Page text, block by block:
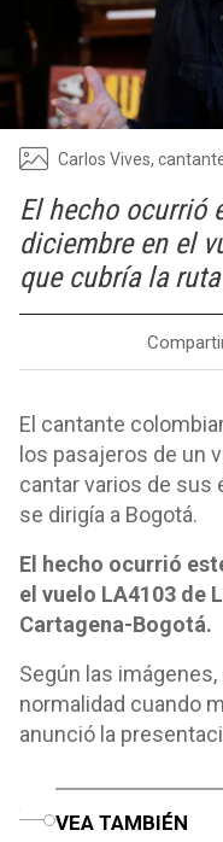
Carlos Vives,
El hecho ocurrió
diciembre en el
que cubría la
El cantante
los pasajeros de un
cantar varios de
se dirigía a Bogotá.
El hecho ocurrió
el vuelo LA4103 de
Cartagena-Bogotá.
Según las
normalidad cuando
anunció la
VEA TAMBIÉN